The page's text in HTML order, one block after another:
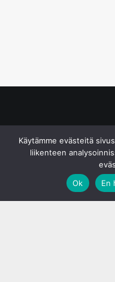
Käytämme evästeitä
liikenteen
Ok
En